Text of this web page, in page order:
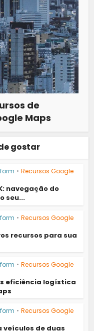
de
Maps
gostar
• Recursos Google
navegação do
seu...
• Recursos Google
recursos para sua
• Recursos Google
eficiência logística
• Recursos Google
veículos de duas